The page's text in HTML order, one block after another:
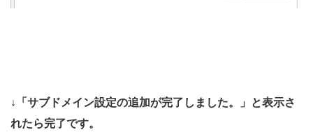
↓「サブドメイン設定の追加が完了しました。」と表示さ
れたら完了です。